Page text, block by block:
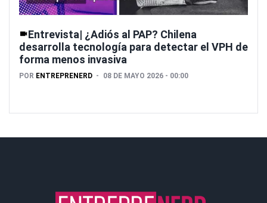
Entrevista| ¿Adiós al PAP? Chilena
desarrolla tecnología para detectar el VPH de
forma menos invasiva
POR ENTREPRENERD 08 DE MAYO 2026 - 00:00